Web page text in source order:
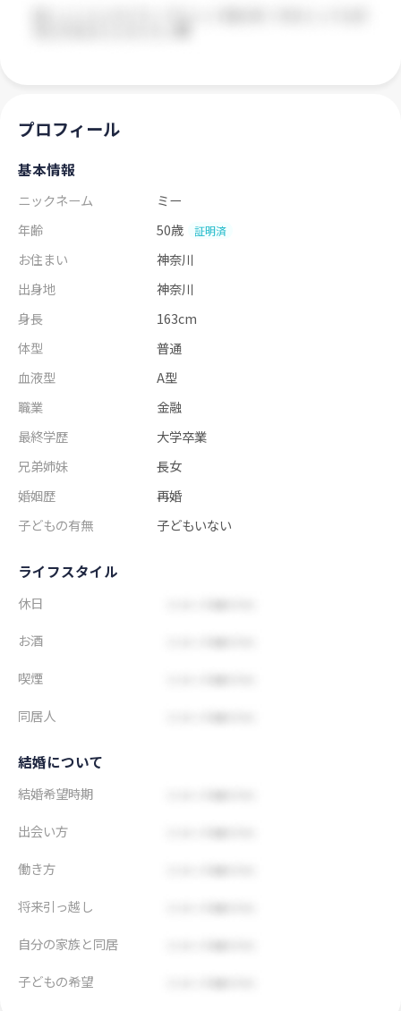
プロフィール
基本情報
ニックネーム
ミー
年齢
50歳 証明済
お住まい
神奈川
出身地
神奈川
身長
163cm
体型
普通
血液型
A型
職業
金融
最終学歴
大学卒業
兄弟姉妹
長女
婚姻歴
再婚
子どもの有無
子どもいない
ライフスタイル
休日
お酒
喫煙
同居人
結婚について
結婚希望時期
出会い方
働き方
将来引っ越し
自分の家族と同居
子どもの希望